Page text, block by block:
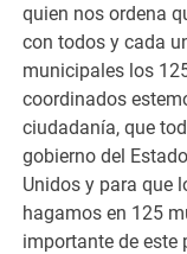
quien nos ordena
con todos y cada
municipales los
coordinados
ciudadanía, que
gobierno del
Unidos y para que
hagamos en 125
importante de este